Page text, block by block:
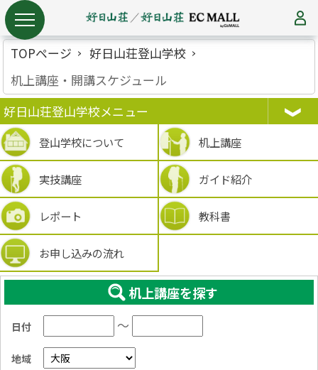
TOPページ
好日山荘登山学校
机上講座・開講スケジュール
好日山荘登山学校メニュー
登山学校について 机上講座
実技講座 ガイド紹介
レポート 教科書
お申し込みの流れ
机上講座を探す
日付 ～
地域